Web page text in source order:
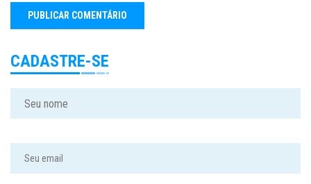
CADASTRE-SE